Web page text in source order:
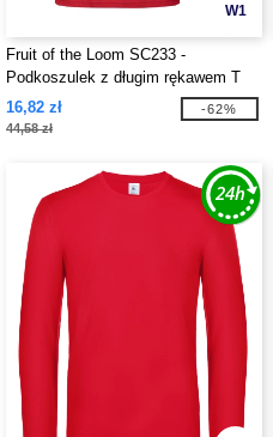
W1
Fruit of the Loom SC233 -
Podkoszulek z długim rękawem T
16,82 zł
44,58 zł
-62%